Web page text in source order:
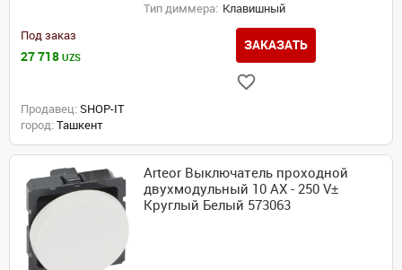
Тип диммера: Клавишный
Под заказ
27 718 UZS
ЗАКАЗАТЬ
Продавец: SHOP-IT
город: Ташкент
Arteor Выключатель проходной
двухмодульный 10 AX - 250 V±
Круглый Белый 573063